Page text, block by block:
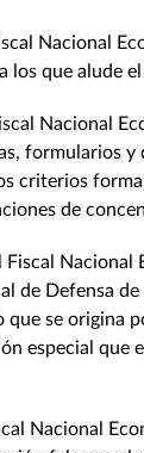
Nacional
los que alude
Nacional
formularios y
criterios
de
Fiscal
de Defensa
que se origina
especial que
Nacional